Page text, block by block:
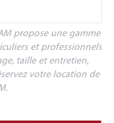
propose une gamme
et professionnels
taille et entretien,
votre location de